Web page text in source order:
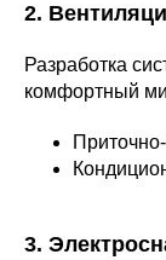
2.
Разработка
комфортный
3.